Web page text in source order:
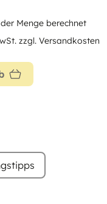
Menge berechnet
zzgl. Versandkosten